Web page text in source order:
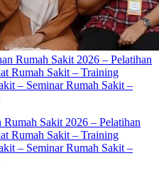
Sakit 2026 – Pelatihan
Rumah Sakit – Training
– Seminar Rumah Sakit –